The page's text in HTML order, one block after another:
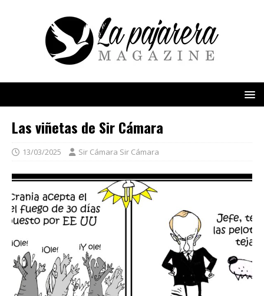
Las viñetas de Sir Cámara
13/03/2025 Sir Cámara Sir Cámara